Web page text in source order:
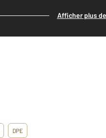
Afficher plus
DPE